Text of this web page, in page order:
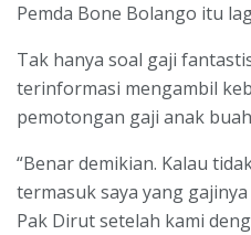
Pemda Bone Bolango itu
Tak hanya soal gaji
terinformasi mengambil
pemotongan gaji anak
“Benar demikian. Kalau
termasuk saya yang
Pak Dirut setelah kami